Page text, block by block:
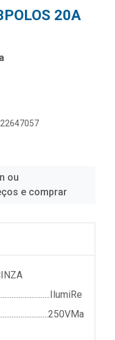
20A
ou
e comprar